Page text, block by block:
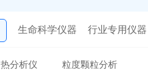
生命科学仪器 行业专用仪器
热分析仪 粒度颗粒分析